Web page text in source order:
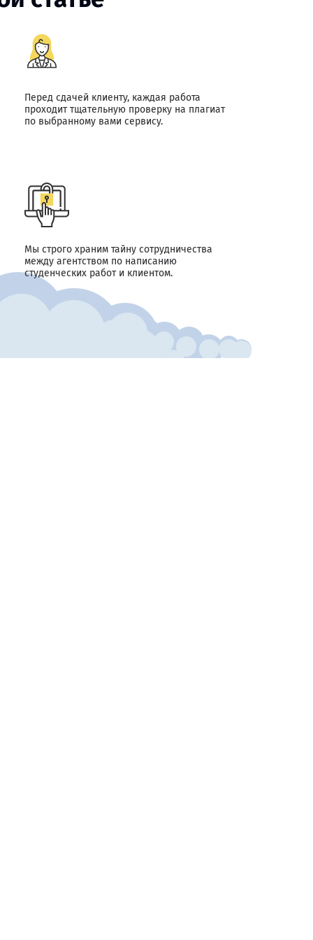
Перед сдачей клиенту, каждая работа
проходит тщательную проверку на плагиат
по выбранному вами сервису.
Мы строго храним тайну сотрудничества
между агентством по написанию
студенческих работ и клиентом.